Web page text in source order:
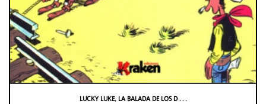
LUCKY LUKE, LA BALADA DE LOS D . . .